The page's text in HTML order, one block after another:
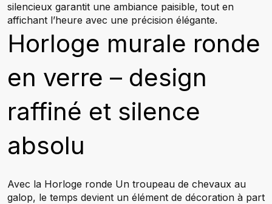
silencieux garantit une ambiance paisible, tout en
affichant l’heure avec une précision élégante.
Horloge murale ronde
en verre – design
raffiné et silence
absolu
Avec la Horloge ronde Un troupeau de chevaux au
galop, le temps devient un élément de décoration à part